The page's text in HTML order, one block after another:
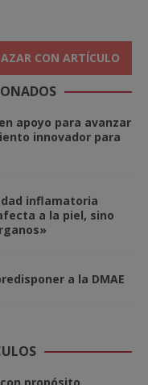
CON ARTÍCULO
apoyo para avanzar
innovador para
inflamatoria
a la piel, sino
a la DMAE